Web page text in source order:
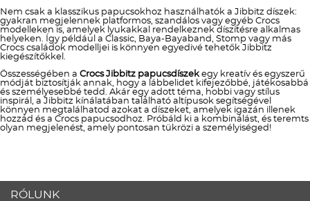
Nem csak a klasszikus papucsokhoz használhatók a Jibbitz díszek:
gyakran megjelennek platformos, szandálos vagy egyéb Crocs
modelleken is, amelyek lyukakkal rendelkeznek díszítésre alkalmas
helyeken. Így például a Classic, Baya-Bayaband, Stomp vagy más
Crocs családok modelljei is könnyen egyedivé tehetők Jibbitz
kiegészítőkkel.
Összességében a Crocs Jibbitz papucsdíszekegy kreatív és egyszerű
módját biztosítják annak, hogy a lábbelidet kifejezőbbé, játékosabbá
és személyesebbé tedd. Akár egy adott téma, hobbi vagy stílus
inspirál, a Jibbitz kínálatában található altípusok segítségével
könnyen megtalálhatod azokat a díszeket, amelyek igazán illenek
hozzád és a Crocs papucsodhoz. Próbáld ki a kombinálást, és teremts
olyan megjelenést, amely pontosan tükrözi a személyiséged!
RÓLUNK